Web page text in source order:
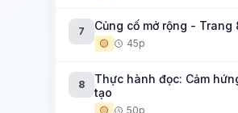
7 Củng cố mở rộng - Trang
🟡 45p
8
Thực hành đọc: Cảm
tạo
🟡 50p